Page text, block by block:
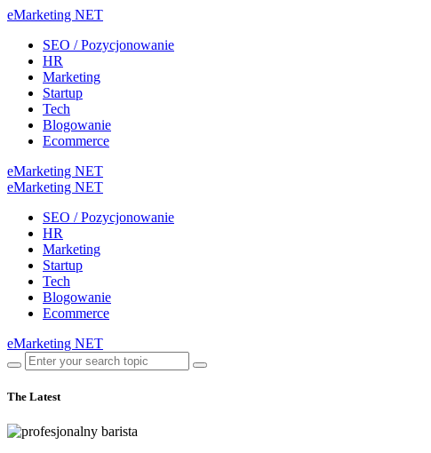
eMarketing NET
SEO / Pozycjonowanie
HR
Marketing
Startup
Tech
Blogowanie
Ecommerce
eMarketing NET
eMarketing NET
SEO / Pozycjonowanie
HR
Marketing
Startup
Tech
Blogowanie
Ecommerce
eMarketing NET
The Latest